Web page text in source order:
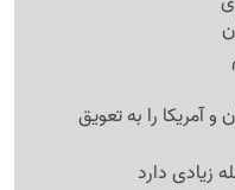
آمریکا را به تعویق
زیادی دارد